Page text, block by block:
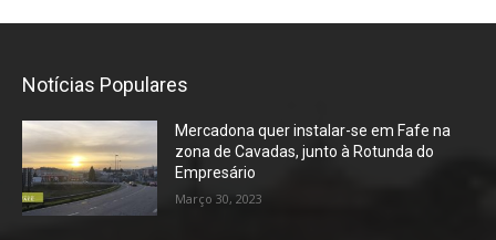
Notícias Populares
Mercadona quer instalar-se em Fafe na
zona de Cavadas, junto à Rotunda do
Empresário
Março 30, 2023